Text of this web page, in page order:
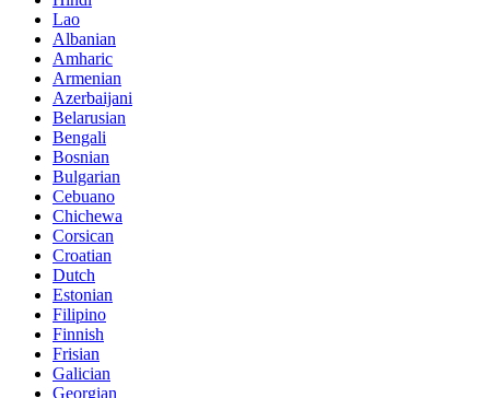
Lao
Albanian
Amharic
Armenian
Azerbaijani
Belarusian
Bengali
Bosnian
Bulgarian
Cebuano
Chichewa
Corsican
Croatian
Dutch
Estonian
Filipino
Finnish
Frisian
Galician
Georgian